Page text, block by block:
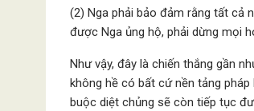
(2) Nga phải bảo đảm rằng tất cả
được Nga ủng hộ, phải dừng mọi
Như vậy, đây là chiến thắng gần
không hề có bất cứ nền tảng
buộc diệt chủng sẽ còn tiếp tục